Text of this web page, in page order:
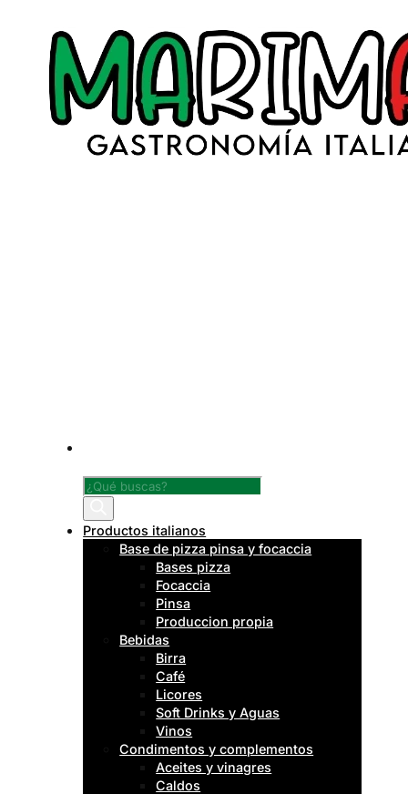
Búsqueda
de
productos
Productos italianos
Base de pizza pinsa y focaccia
Bases pizza
Focaccia
Pinsa
Produccion propia
Bebidas
Birra
Café
Licores
Soft Drinks y Aguas
Vinos
Condimentos y complementos
Aceites y vinagres
Caldos